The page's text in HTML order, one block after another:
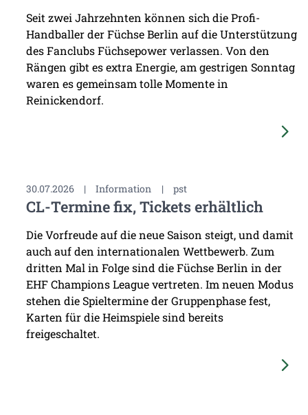
Seit zwei Jahrzehnten können sich die Profi-
Handballer der Füchse Berlin auf die Unterstützung
des Fanclubs Füchsepower verlassen. Von den
Rängen gibt es extra Energie, am gestrigen Sonntag
waren es gemeinsam tolle Momente in
Reinickendorf.
30.07.2026 | Information | pst
CL-Termine fix, Tickets erhältlich
Die Vorfreude auf die neue Saison steigt, und damit
auch auf den internationalen Wettbewerb. Zum
dritten Mal in Folge sind die Füchse Berlin in der
EHF Champions League vertreten. Im neuen Modus
stehen die Spieltermine der Gruppenphase fest,
Karten für die Heimspiele sind bereits
freigeschaltet.